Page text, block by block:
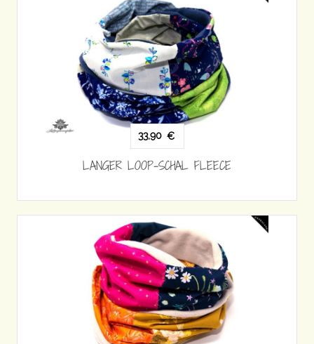
33,90 €
LANGER LOOP-SCHAL FLEECE